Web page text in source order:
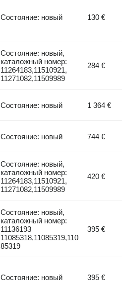
Состояние: новый 130 €
Состояние: новый,
каталожный номер:
11264183,11510921,
11271082,11509989
284 €
Состояние: новый 1 364 €
Состояние: новый 744 €
Состояние: новый,
каталожный номер:
11264183,11510921,
11271082,11509989
420 €
Состояние: новый,
каталожный номер:
11136193
11085318,11085319,110
85319
395 €
Состояние: новый 395 €